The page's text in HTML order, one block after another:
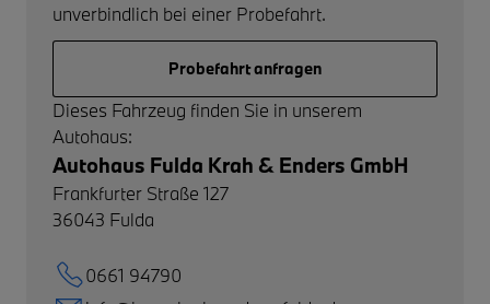
unverbindlich bei einer Probefahrt.
Probefahrt anfragen
Dieses Fahrzeug finden Sie in unserem
Autohaus:
Autohaus Fulda Krah & Enders GmbH
Frankfurter Straße 127
36043 Fulda
0661 94790